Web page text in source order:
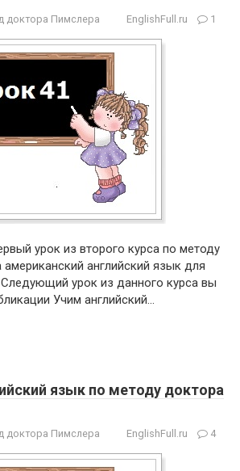
доктора Пимслера EnglishFull.ru 1
урок из второго курса по методу
английский язык для
урок из данного курса вы
Учим английский…
язык по методу доктора
доктора Пимслера EnglishFull.ru 4